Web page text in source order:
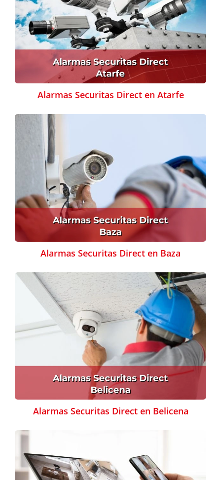
Alarmas Securitas Direct en Atarfe
Alarmas Securitas Direct en Baza
Alarmas Securitas Direct en Belicena